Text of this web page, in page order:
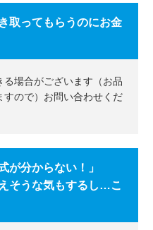
取ってもらうのにお金
場合がございます（お品
ので）お問い合わせくだ
が分からない！」
そうな気もするし…こ